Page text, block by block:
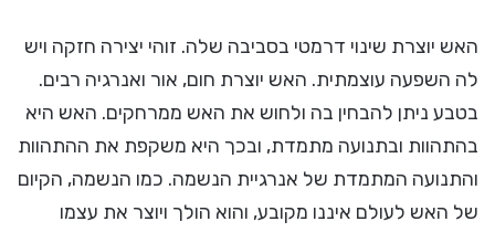
האש יוצרת שינוי דרמטי בסביבה שלה. זוהי יצירה חזקה ויש
לה השפעה עוצמתית. האש יוצרת חום, אור ואנרגיה רבים.
בטבע ניתן להבחין בה ולחוש את האש ממרחקים. האש היא
בהתהוות ובתנועה מתמדת, ובכך היא משקפת את ההתהוות
והתנועה המתמדת של אנרגיית הנשמה. כמו הנשמה, הקיום
של האש לעולם איננו מקובע, והוא הולך ויוצר את עצמו